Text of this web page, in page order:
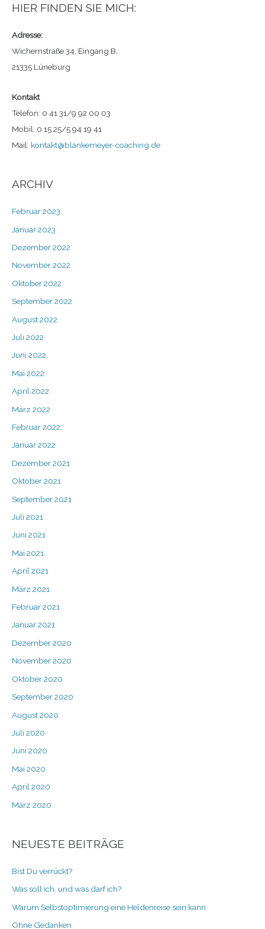
HIER FINDEN SIE MICH:
Adresse:
Wichernstraße 34, Eingang B,
21335 Lüneburg
Kontakt
Telefon: 0 41 31/9 92 00 03
Mobil: 0 15 25/5 94 19 41
Mail: kontakt@blankemeyer-coaching.de
ARCHIV
Februar 2023
Januar 2023
Dezember 2022
November 2022
Oktober 2022
September 2022
August 2022
Juli 2022
Juni 2022
Mai 2022
April 2022
März 2022
Februar 2022
Januar 2022
Dezember 2021
Oktober 2021
September 2021
Juli 2021
Juni 2021
Mai 2021
April 2021
März 2021
Februar 2021
Januar 2021
Dezember 2020
November 2020
Oktober 2020
September 2020
August 2020
Juli 2020
Juni 2020
Mai 2020
April 2020
März 2020
NEUESTE BEITRÄGE
Bist Du verrückt?
Was soll ich, und was darf ich?
Warum Selbstoptimierung eine Heldenreise sein kann
Ohne Gedanken